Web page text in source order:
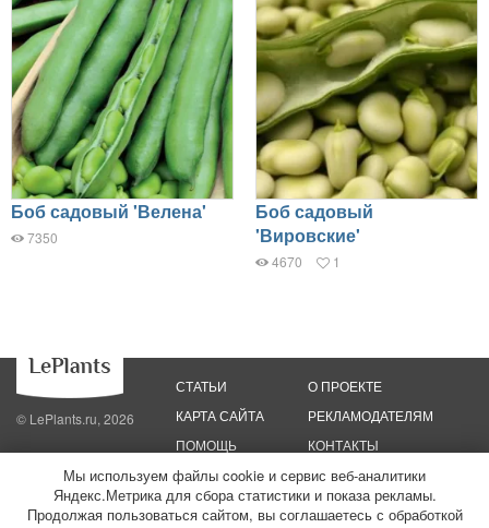
Боб садовый 'Велена'
7350
Боб садовый
'Вировские'
4670 1
© LePlants.ru, 2026
СТАТЬИ
КАРТА САЙТА
ПОМОЩЬ
О ПРОЕКТЕ
РЕКЛАМОДАТЕЛЯМ
КОНТАКТЫ
Политика конфиденциальности
Политика использования файлов cookie
Пользовательское соглашение
Редакционные стандарты
Мы используем файлы cookie и сервис веб-аналитики
Яндекс.Метрика для сбора статистики и показа рекламы.
Продолжая пользоваться сайтом, вы соглашаетесь с обработкой